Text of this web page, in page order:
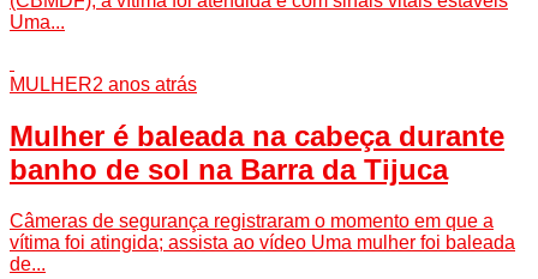
Uma...
MULHER2 anos atrás
Mulher é baleada na cabeça durante
banho de sol na Barra da Tijuca
Câmeras de segurança registraram o momento em que a
vítima foi atingida; assista ao vídeo Uma mulher foi baleada
de...